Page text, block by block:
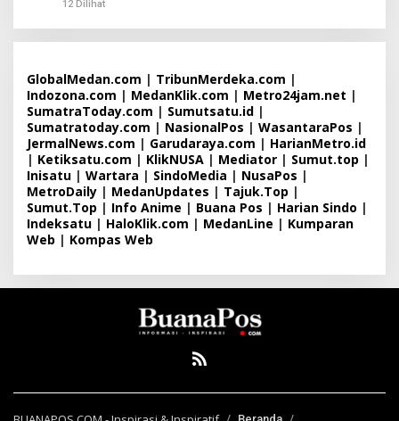
12 Dilihat
GlobalMedan.com | TribunMerdeka.com |
Indozona.com | MedanKlik.com | Metro24jam.net |
SumatraToday.com | Sumutsatu.id |
Sumatratoday.com | NasionalPos | WasantaraPos |
JermalNews.com | Garudaraya.com | HarianMetro.id
| Ketiksatu.com | KlikNUSA | Mediator | Sumut.top |
Inisatu | Wartara | SindoMedia | NusaPos |
MetroDaily | MedanUpdates | Tajuk.Top |
Sumut.Top | Info Anime | Buana Pos | Harian Sindo |
Indeksatu | HaloKlik.com | MedanLine | Kumparan
Web | Kompas Web
Beranda